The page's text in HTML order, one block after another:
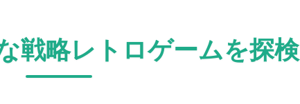
戦略レトロゲームを探検